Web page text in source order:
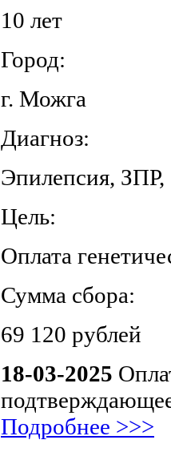
10 лет
Город:
г. Можга
Диагноз:
Эпилепсия, ЗПР,
Цель:
Оплата
Сумма сбора:
69 120 рублей
18-03-2025
Подробнее >>>